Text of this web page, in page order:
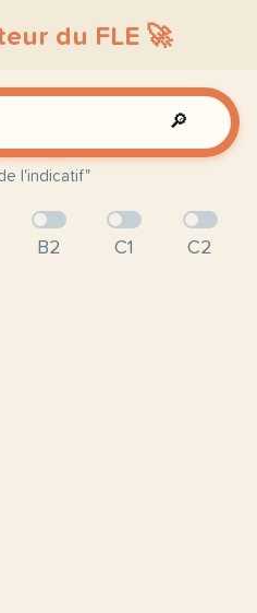
du FLE 🚀
🔎
l'indicatif"
B2 C1 C2